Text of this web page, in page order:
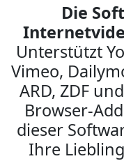
Die
Unterstützt
Vimeo,
ARD, ZDF
Browser-
dieser
Ihre